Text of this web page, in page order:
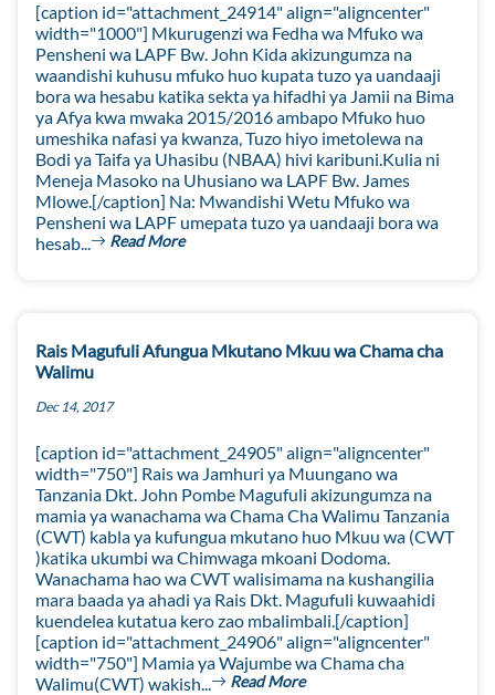
[caption id="attachment_24914" align="aligncenter"
width="1000"] Mkurugenzi wa Fedha wa Mfuko wa
Pensheni wa LAPF Bw. John Kida akizungumza na
waandishi kuhusu mfuko huo kupata tuzo ya uandaaji
bora wa hesabu katika sekta ya hifadhi ya Jamii na Bima
ya Afya kwa mwaka 2015/2016 ambapo Mfuko huo
umeshika nafasi ya kwanza, Tuzo hiyo imetolewa na
Bodi ya Taifa ya Uhasibu (NBAA) hivi karibuni.Kulia ni
Meneja Masoko na Uhusiano wa LAPF Bw. James
Mlowe.[/caption] Na: Mwandishi Wetu Mfuko wa
Pensheni wa LAPF umepata tuzo ya uandaaji bora wa
hesab...
Read More
Rais Magufuli Afungua Mkutano Mkuu wa Chama cha
Walimu
Dec 14, 2017
[caption id="attachment_24905" align="aligncenter"
width="750"] Rais wa Jamhuri ya Muungano wa
Tanzania Dkt. John Pombe Magufuli akizungumza na
mamia ya wanachama wa Chama Cha Walimu Tanzania
(CWT) kabla ya kufungua mkutano huo Mkuu wa (CWT
)katika ukumbi wa Chimwaga mkoani Dodoma.
Wanachama hao wa CWT walisimama na kushangilia
mara baada ya ahadi ya Rais Dkt. Magufuli kuwaahidi
kuendelea kutatua kero zao mbalimbali.[/caption]
[caption id="attachment_24906" align="aligncenter"
width="750"] Mamia ya Wajumbe wa Chama cha
Walimu(CWT) wakish...
Read More